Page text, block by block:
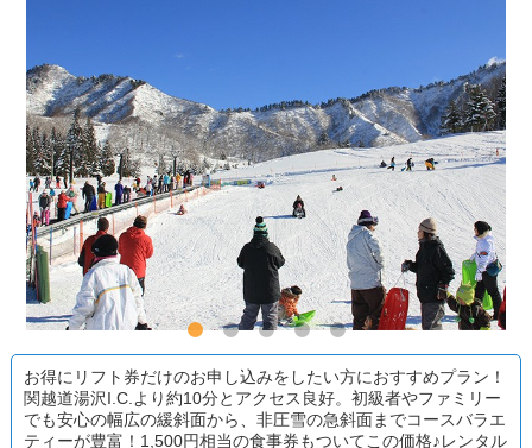
お得にリフト券だけのお申し込みをしたい方におすすめプラン！
関越道湯沢I.C.より約10分とアクセス良好。初級者やファミリー
でも安心の幅広の緩斜面から、非圧雪の急斜面までコースバラエ
ティーが豊富！1,500円相当の食事券もついてこの価格♪レンタル